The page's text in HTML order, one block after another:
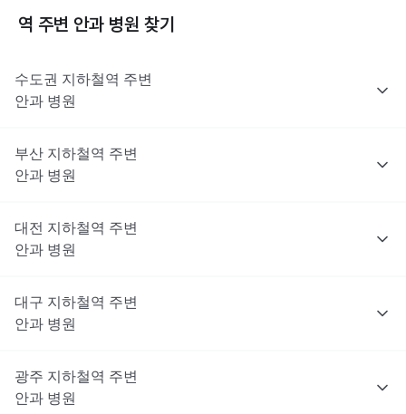
역 주변 안과 병원 찾기
수도권 지하철역 주변
안과 병원
부산 지하철역 주변
안과 병원
대전 지하철역 주변
안과 병원
대구 지하철역 주변
안과 병원
광주 지하철역 주변
안과 병원